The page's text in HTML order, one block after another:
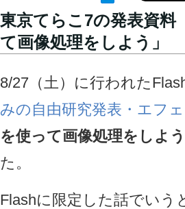
東京てらこ7の発表資料
て画像処理をしよう」
8/27（土）に行われた
みの自由研究発表・エフェ
を使って画像処理をしよう
た。
Flashに限定した話でいう